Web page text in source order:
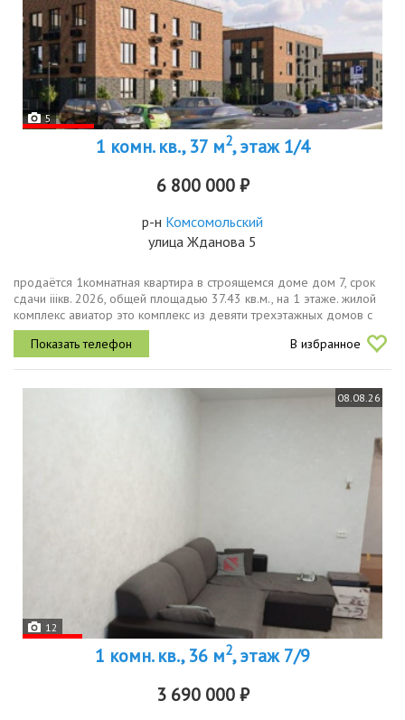
5
1 комн. кв., 37 м2, этаж 1/4
6 800 000 ₽
р-н Комсомольский
улица Жданова 5
продаётся 1комнатная квартира в строящемся доме дом 7, срок
сдачи iiiкв. 2026, общей площадью 37.43 кв.м., на 1 этаже. жилой
комплекс авиатор это комплекс из девяти трехэтажных домов с
тремя подъездами и собственным двором без машин с детской...
В избранное
08.08.26
12
1 комн. кв., 36 м2, этаж 7/9
3 690 000 ₽